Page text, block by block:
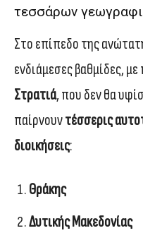
τεσσάρων
Στο επίπεδο της
ενδιάμεσες βαθμίδες,
Στρατιά, που δεν θα
παίρνουντέσσερις
διοικήσεις:
Θράκης
Δυτικής Μακεδονίας